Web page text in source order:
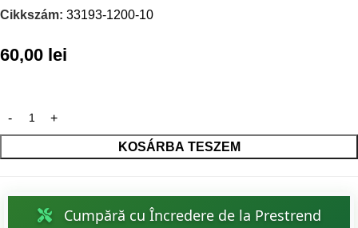
Cikkszám: 33193-1200-10
60,00 lei
KOSÁRBA TESZEM
Cumpără cu Încredere de la Prestrend